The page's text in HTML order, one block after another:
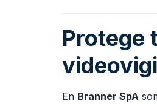
Protege
En Branner SpA